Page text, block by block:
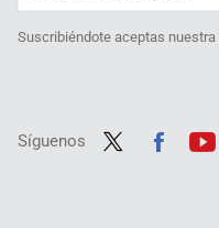
Suscribiéndote aceptas nuestra
Síguenos